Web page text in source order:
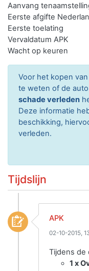
Aanvang
Eerste afgifte
Eerste toelating
Vervaldatum APK
Wacht op keuren
Voor het kopen
te weten of de
schade verleden
Deze informatie
beschikking,
verleden.
Tijdslijn
APK
02-10-2015,
Tijdens de
1 x